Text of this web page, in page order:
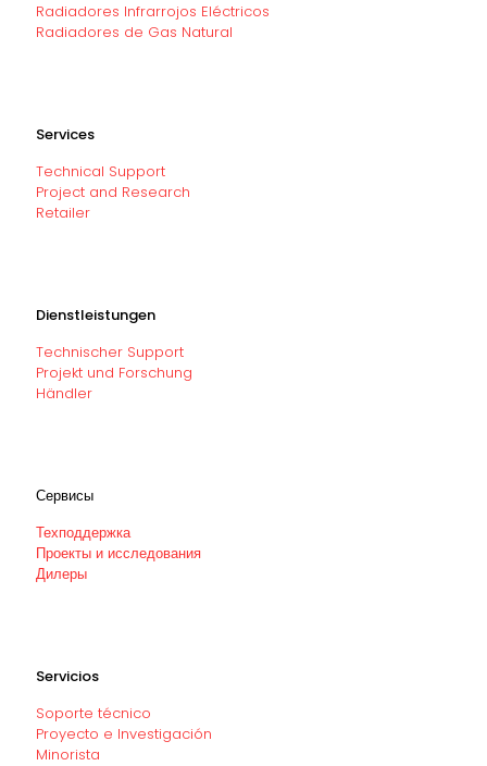
Radiadores Infrarrojos Eléctricos
Radiadores de Gas Natural
Services
Technical Support
Project and Research
Retailer
Dienstleistungen
Technischer Support
Projekt und Forschung
Händler
Сервисы
Техподдержка
Проекты и исследования
Дилеры
Servicios
Soporte técnico
Proyecto e Investigación
Minorista